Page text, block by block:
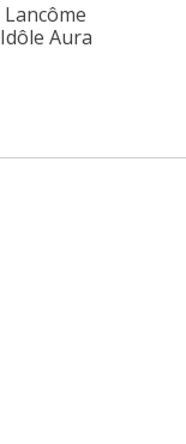
Lancôme
Idôle Aura